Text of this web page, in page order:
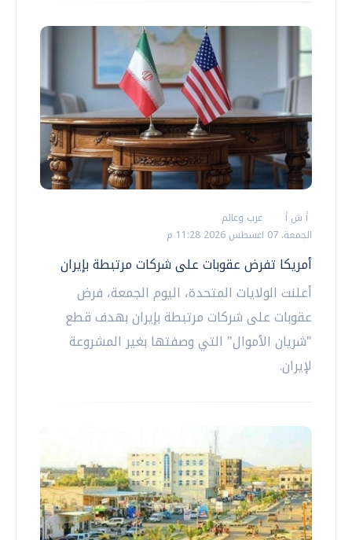
أ ش أ
عرب وعالم
الجمعة، 07 اغسطس 2026 11:28 م
أمريكا تفرض عقوبات على شركات مرتبطة بإيران
أعلنت الولايات المتحدة، اليوم الجمعة، فرض
عقوبات على شركات مرتبطة بإيران بهدف قطع
"شريان الأموال" التي وصفتها بغير المشروعة
لإيران.